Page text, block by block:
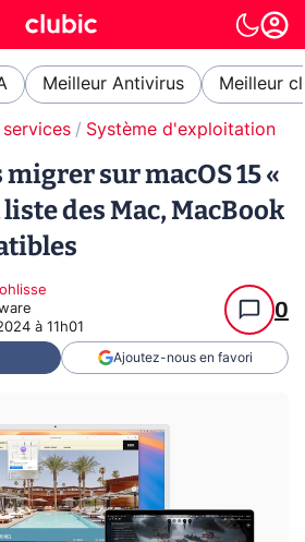
Meilleur Antivirus Meilleur
services Système d'exploitation
sur macOS 15 «
liste des Mac, MacBook
à 11h01
0
Ajoutez-nous en favori